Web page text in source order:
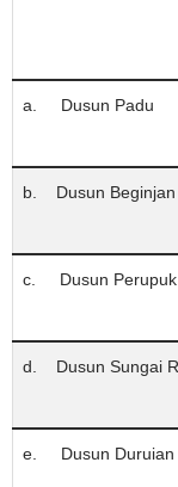
a. Dusun Padu
b. Dusun Beginjan
c. Dusun Perupuk
d. Dusun Sungai
e. Dusun Duruian